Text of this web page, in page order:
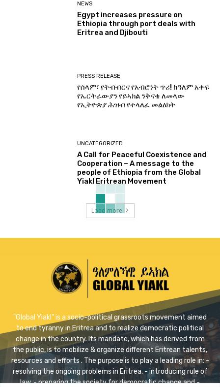
NEWS
Egypt increases pressure on
Ethiopia through port deals with
Eritrea and Djibouti
PRESS RELEASE
የሰላም፣ የትብብርና የአብሮነት ጥሪ! ከዓለም አቀፍ
የኤርትራውያን የይኣክል ንቅናቄ ለመላው
የኢትዮጵያ ሕዝብ የተላለፈ መልዕክት
UNCATEGORIZED
A Call for Peaceful Coexistence and
Cooperation – A message to the
people of Ethiopia from the Global
Yiakl Eritrean Movement
Load more
"Global Yiakl” is a socio-political grassroots movement aimed
to end tyranny in Eritrea and to realize democratic political
change in the country. Its mandate, which has derived from
the public, is to mobilize & organize different Eritrean talents,
resources and efforts . The purpose is to play a leading role in: -
resolving the ongoing problems in Eritrea, - introducing rule of
law, - preparing the society for democratic change and -